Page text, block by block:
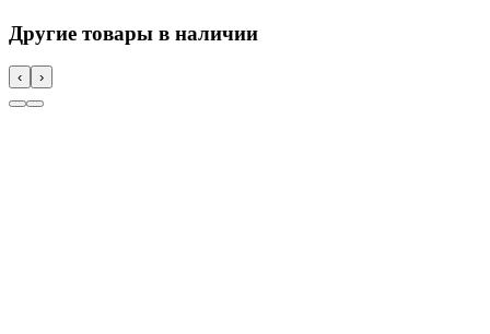
Другие товары в наличии
‹ ›